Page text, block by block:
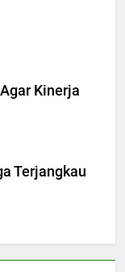
Kinerja
Terjangkau